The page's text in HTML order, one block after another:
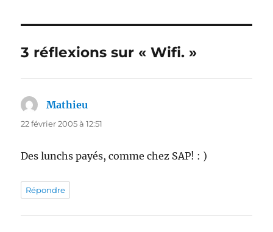
3 réflexions sur « Wifi. »
Mathieu
22 février 2005 à 12:51
Des lunchs payés, comme chez SAP! : )
Répondre